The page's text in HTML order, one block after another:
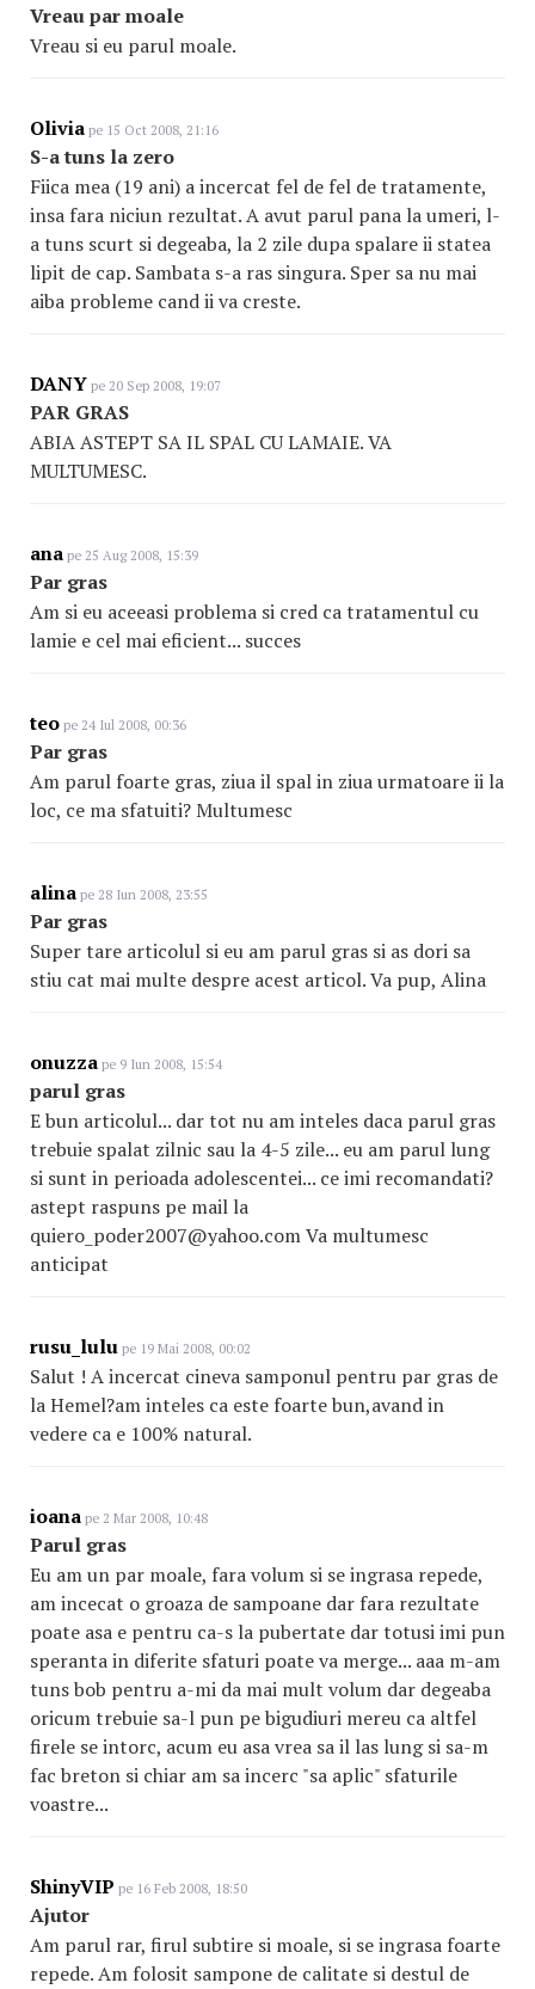
Vreau par moale
Vreau si eu parul moale.
Olivia pe 15 Oct 2008, 21:16
S-a tuns la zero
Fiica mea (19 ani) a incercat fel de fel de tratamente,
insa fara niciun rezultat. A avut parul pana la umeri, l-
a tuns scurt si degeaba, la 2 zile dupa spalare ii statea
lipit de cap. Sambata s-a ras singura. Sper sa nu mai
aiba probleme cand ii va creste.
DANY pe 20 Sep 2008, 19:07
PAR GRAS
ABIA ASTEPT SA IL SPAL CU LAMAIE. VA
MULTUMESC.
ana pe 25 Aug 2008, 15:39
Par gras
Am si eu aceeasi problema si cred ca tratamentul cu
lamie e cel mai eficient... succes
teo pe 24 Iul 2008, 00:36
Par gras
Am parul foarte gras, ziua il spal in ziua urmatoare ii la
loc, ce ma sfatuiti? Multumesc
alina pe 28 Iun 2008, 23:55
Par gras
Super tare articolul si eu am parul gras si as dori sa
stiu cat mai multe despre acest articol. Va pup, Alina
onuzza pe 9 Iun 2008, 15:54
parul gras
E bun articolul... dar tot nu am inteles daca parul gras
trebuie spalat zilnic sau la 4-5 zile... eu am parul lung
si sunt in perioada adolescentei... ce imi recomandati?
astept raspuns pe mail la
quiero_poder2007@yahoo.com Va multumesc
anticipat
rusu_lulu pe 19 Mai 2008, 00:02
Salut ! A incercat cineva samponul pentru par gras de
la Hemel?am inteles ca este foarte bun,avand in
vedere ca e 100% natural.
ioana pe 2 Mar 2008, 10:48
Parul gras
Eu am un par moale, fara volum si se ingrasa repede,
am incecat o groaza de sampoane dar fara rezultate
poate asa e pentru ca-s la pubertate dar totusi imi pun
speranta in diferite sfaturi poate va merge... aaa m-am
tuns bob pentru a-mi da mai mult volum dar degeaba
oricum trebuie sa-l pun pe bigudiuri mereu ca altfel
firele se intorc, acum eu asa vrea sa il las lung si sa-m
fac breton si chiar am sa incerc "sa aplic" sfaturile
voastre...
ShinyVIP pe 16 Feb 2008, 18:50
Ajutor
Am parul rar, firul subtire si moale, si se ingrasa foarte
repede. Am folosit sampone de calitate si destul de